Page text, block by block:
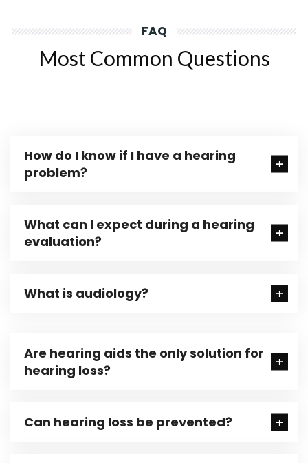
FAQ
Most Common Questions
How do I know if I have a hearing
problem?
What can I expect during a hearing
evaluation?
What is audiology?
Are hearing aids the only solution for
hearing loss?
Can hearing loss be prevented?